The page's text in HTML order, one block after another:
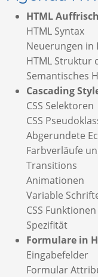
HTML
HTML Syntax
Neuerungen in
HTML Struktur
Semantisches
Cascading
CSS Selektoren
CSS
Abgerundete
Farbverläufe
Transitions
Animationen
Variable
CSS
Spezifität
Formulare in
Eingabefelder
Formular